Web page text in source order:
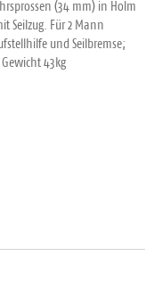
(34 mm) in Holm
Seilzug. Für 2 Mann
und Seilbremse;
43kg